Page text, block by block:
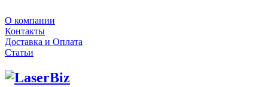
О компании
Контакты
Доставка и Оплата
Статьи